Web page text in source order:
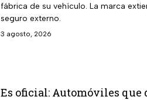
fábrica de su vehículo. La marca
seguro externo.
3 agosto, 2026
Es oficial: Automóviles que